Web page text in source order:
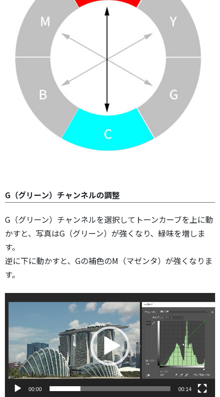
G（グリーン）チャンネルの調整
G（グリーン）チャンネルを選択してトーンカーブを上に動
かすと、写真はG（グリーン）が強くなり、緑味を増しま
す。
逆に下に動かすと、Gの補色のM（マゼンタ）が強くなりま
す。
動
プ
レ
ヤ
ー
00:00 00:14